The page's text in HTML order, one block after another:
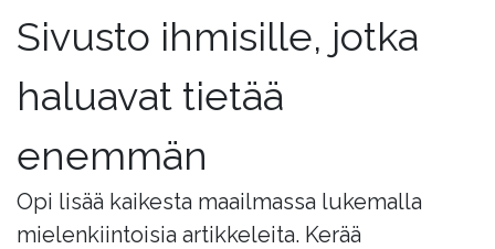
Sivusto ihmisille, jotka
haluavat tietää
enemmän
Opi lisää kaikesta maailmassa lukemalla
mielenkiintoisia artikkeleita. Kerää